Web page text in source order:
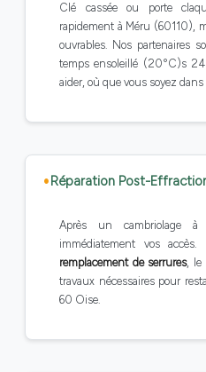
Clé cassée ou porte
rapidement à Méru (60110),
ouvrables. Nos partenaires
temps ensoleillé (20°C)s
aider, où que vous soyez dans
Réparation Post-
Après un cambriolage à
immédiatement vos
remplacement de serrures, le
travaux nécessaires pour
60 Oise.